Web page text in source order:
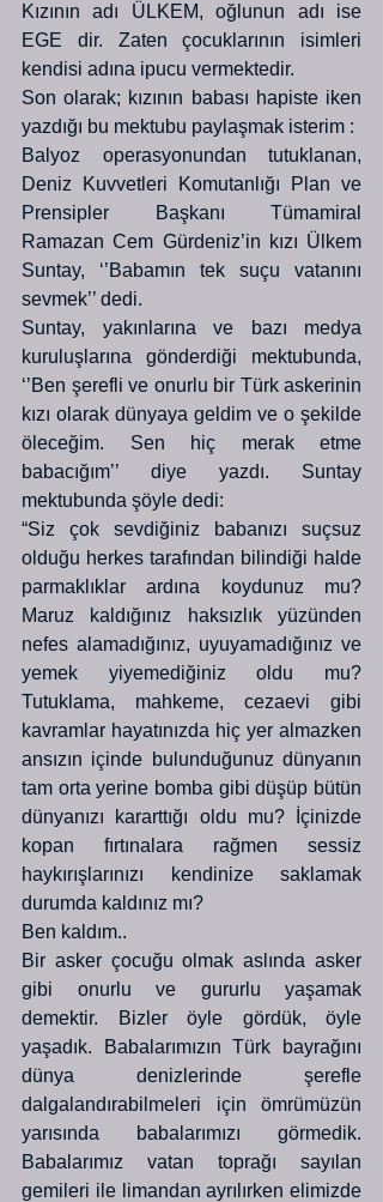
Kızının adı ÜLKEM, oğlunun adı ise
EGE dir. Zaten çocuklarının isimleri
kendisi adına ipucu vermektedir.
Son olarak; kızının babası hapiste iken
Balyoz operasyonundan tutuklanan,
Deniz Kuvvetleri Komutanlığı Plan ve
Prensipler Başkanı Tümamiral
Ramazan Cem Gürdeniz’in kızı Ülkem
Suntay, ‘’Babamın tek suçu vatanını
sevmek’’ dedi.
Suntay, yakınlarına ve bazı medya
kuruluşlarına gönderdiği mektubunda,
‘’Ben şerefli ve onurlu bir Türk askerinin
kızı olarak dünyaya geldim ve o şekilde
öleceğim. Sen hiç merak etme
babacığım’’ diye yazdı. Suntay
mektubunda şöyle dedi:
“Siz çok sevdiğiniz babanızı suçsuz
olduğu herkes tarafından bilindiği halde
parmaklıklar ardına koydunuz mu?
Maruz kaldığınız haksızlık yüzünden
nefes alamadığınız, uyuyamadığınız ve
yemek yiyemediğiniz oldu mu?
Tutuklama, mahkeme, cezaevi gibi
kavramlar hayatınızda hiç yer almazken
ansızın içinde bulunduğunuz dünyanın
tam orta yerine bomba gibi düşüp bütün
dünyanızı kararttığı oldu mu? İçinizde
kopan fırtınalara rağmen sessiz
haykırışlarınızı kendinize saklamak
durumda kaldınız mı?
Ben kaldım..
Bir asker çocuğu olmak aslında asker
gibi onurlu ve gururlu yaşamak
demektir. Bizler öyle gördük, öyle
yaşadık. Babalarımızın Türk bayrağını
dünya denizlerinde şerefle
dalgalandırabilmeleri için ömrümüzün
yarısında babalarımızı görmedik.
Babalarımız vatan toprağı sayılan
gemileri ile limandan ayrılırken elimizde